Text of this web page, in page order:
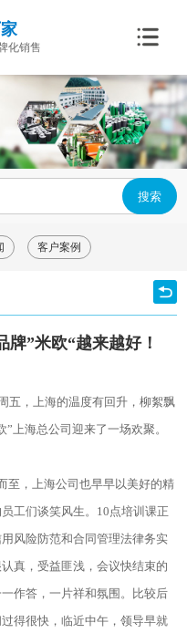
化销售
搜索
客户案例
”米欧“越来越好！
五，上海的温度有回升，柳絮飘
上海总公司迎来了一场欢聚。
至，上海公司也早早以美好的精
工们谈笑风生。10点培训课正
风险防范和合同管理法律务实
真，受益匪浅，会议快结束的
作答，一片祥和氛围。比较后
得很快，临近中午，领导早就